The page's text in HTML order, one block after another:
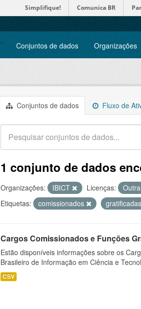
Simplifique! Comunica BR
Conjuntos de dados Organizações
Conjuntos de dados Fluxo de
1 conjunto de dados
Organizações: IBICT Licenças:
Etiquetas:
comissionados gratificadas
Cargos Comissionados e Funções
Estão disponíveis informações sobre os
Brasileiro de Informação em Ciência e
CSV